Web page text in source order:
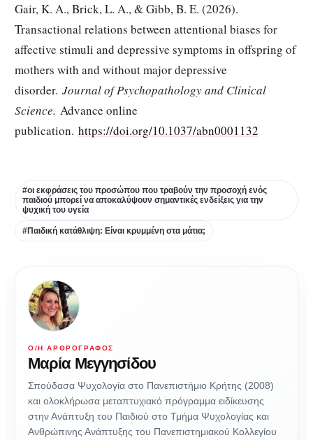
Gair, K. A., Brick, L. A., & Gibb, B. E. (2026).
Transactional relations between attentional biases for
affective stimuli and depressive symptoms in offspring of
mothers with and without major depressive
disorder. Journal of Psychopathology and Clinical
Science. Advance online
publication. https://doi.org/10.1037/abn0001132
#οι εκφράσεις του προσώπου που τραβούν την προσοχή ενός
παιδιού μπορεί να αποκαλύψουν σημαντικές ενδείξεις για την
ψυχική του υγεία
#Παιδική κατάθλιψη: Είναι κρυμμένη στα μάτια;
Ο/Η ΑΡΘΡΟΓΡΆΦΟΣ
Μαρία Μεγγησίδου
Σπούδασα Ψυχολογία στο Πανεπιστήμιο Κρήτης (2008)
και ολοκλήρωσα μεταπτυχιακό πρόγραμμα ειδίκευσης
στην Ανάπτυξη του Παιδιού στο Τμήμα Ψυχολογίας και
Ανθρώπινης Ανάπτυξης του Πανεπιστημιακού Κολλεγίου